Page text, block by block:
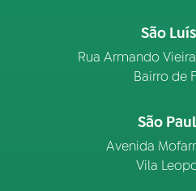
São
Rua Armando
Bairro de
São
Avenida
Vila